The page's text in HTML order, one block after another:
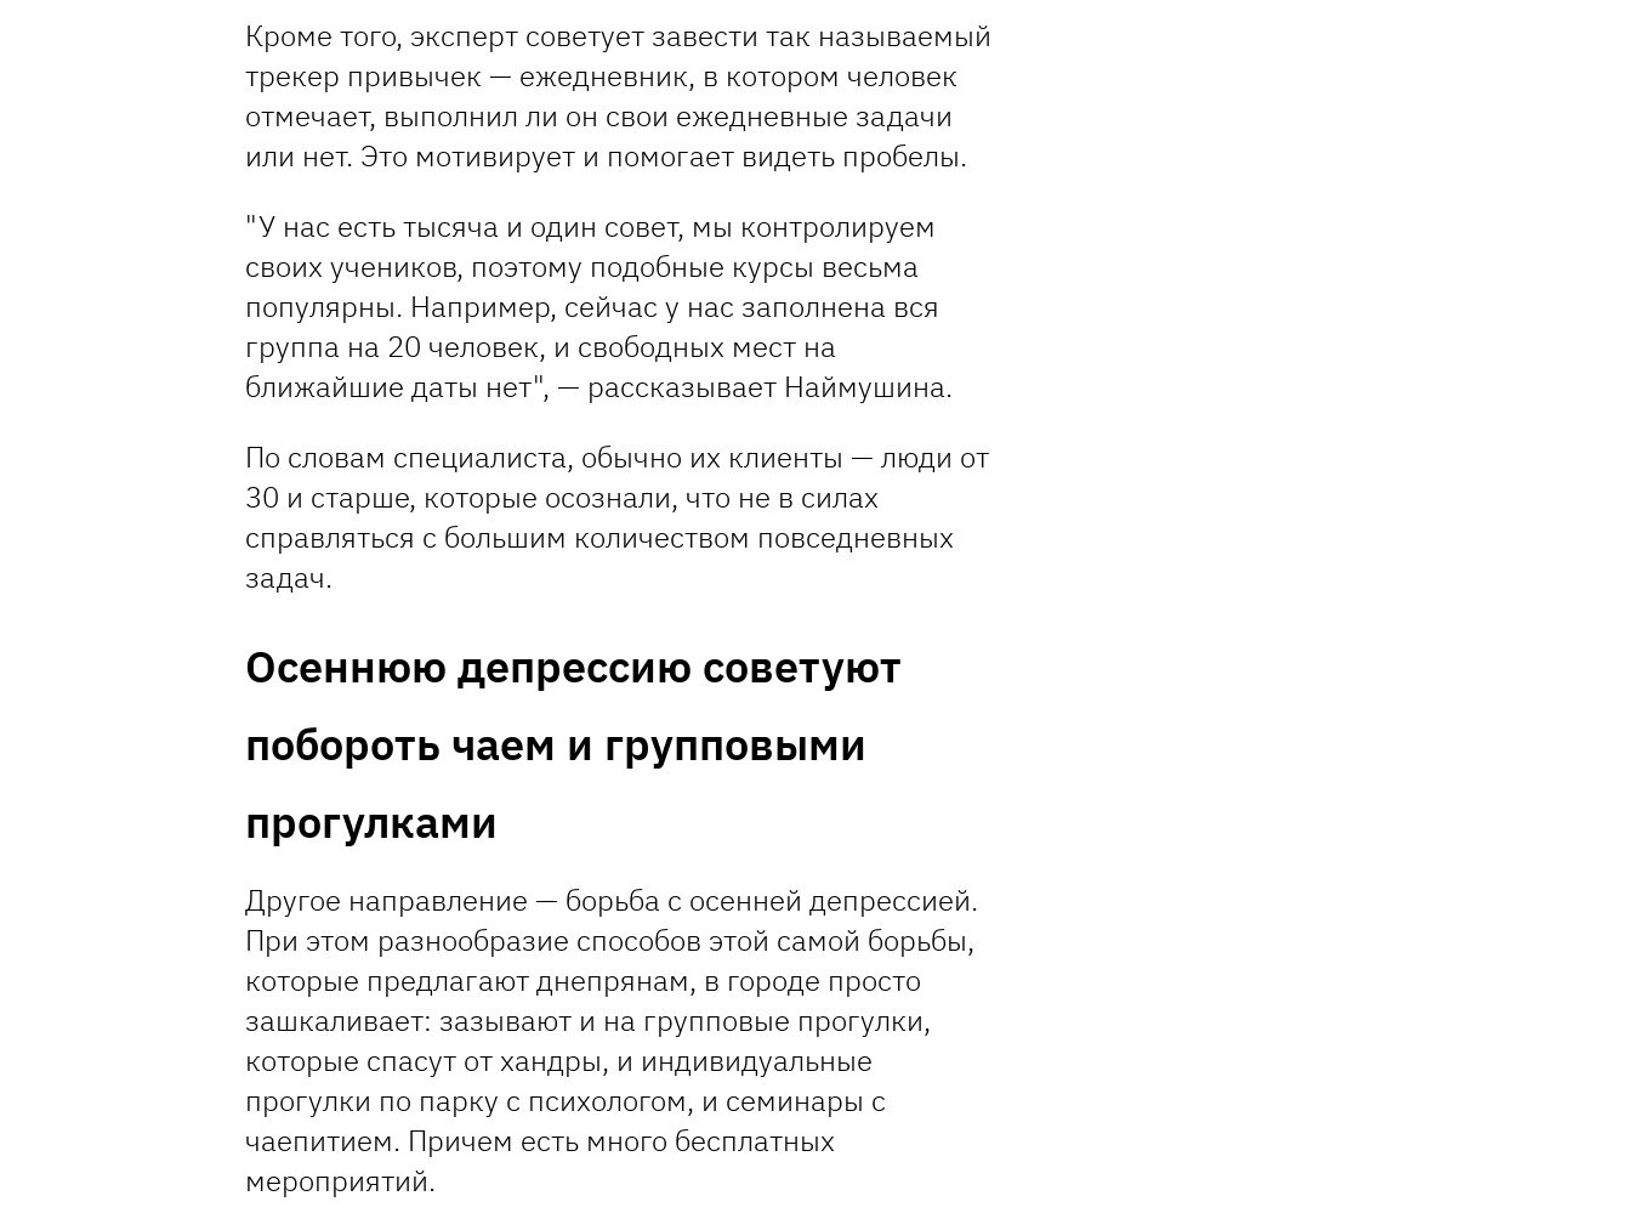
Кроме того, эксперт советует завести так называемый
трекер привычек — ежедневник, в котором человек
отмечает, выполнил ли он свои ежедневные задачи
или нет. Это мотивирует и помогает видеть пробелы.
"У нас есть тысяча и один совет, мы контролируем
своих учеников, поэтому подобные курсы весьма
популярны. Например, сейчас у нас заполнена вся
группа на 20 человек, и свободных мест на
ближайшие даты нет", — рассказывает Наймушина.
По словам специалиста, обычно их клиенты — люди от
30 и старше, которые осознали, что не в силах
справляться с большим количеством повседневных
задач.
Осеннюю депрессию советуют
побороть чаем и групповыми
прогулками
Другое направление — борьба с осенней депрессией.
При этом разнообразие способов этой самой борьбы,
которые предлагают днепрянам, в городе просто
зашкаливает: зазывают и на групповые прогулки,
которые спасут от хандры, и индивидуальные
прогулки по парку с психологом, и семинары с
чаепитием. Причем есть много бесплатных
мероприятий.